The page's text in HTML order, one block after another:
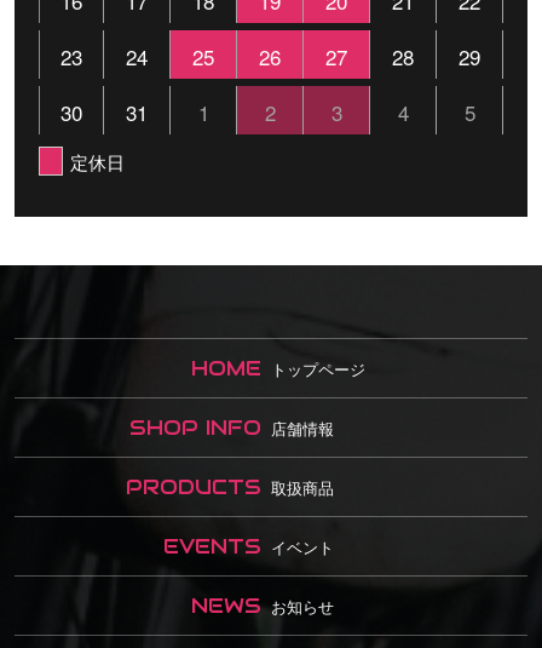
23
24 25 26 27 28
29
30
31 1 2 3 4 5
定休日
HOME トップページ
SHOP INFO 店舗情報
PRODUCTS 取扱商品
EVENTS イベント
NEWS お知らせ